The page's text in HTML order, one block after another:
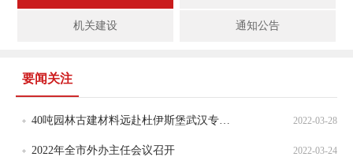
机关建设 通知公告
要闻关注
2022-03-28
2022年全市外办主任会议召开 2022-03-24